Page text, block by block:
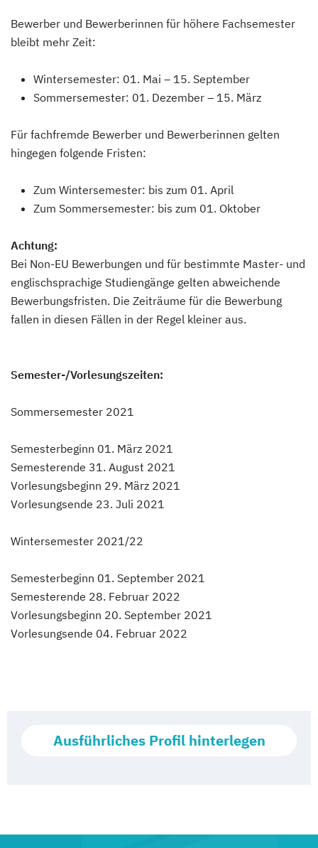
Bewerber und Bewerberinnen für höhere Fachsemester
bleibt mehr Zeit:
Wintersemester: 01. Mai – 15. September
Sommersemester: 01. Dezember – 15. März
Für fachfremde Bewerber und Bewerberinnen gelten
hingegen folgende Fristen:
Zum Wintersemester: bis zum 01. April
Zum Sommersemester: bis zum 01. Oktober
Achtung:
Bei Non-EU Bewerbungen und für bestimmte Master- und
englischsprachige Studiengänge gelten abweichende
Bewerbungsfristen. Die Zeiträume für die Bewerbung
fallen in diesen Fällen in der Regel kleiner aus.
Semester-/Vorlesungszeiten:
Sommersemester 2021
Semesterbeginn 01. März 2021
Semesterende 31. August 2021
Vorlesungsbeginn 29. März 2021
Vorlesungsende 23. Juli 2021
Wintersemester 2021/22
Semesterbeginn 01. September 2021
Semesterende 28. Februar 2022
Vorlesungsbeginn 20. September 2021
Vorlesungsende 04. Februar 2022
Ausführliches Profil hinterlegen